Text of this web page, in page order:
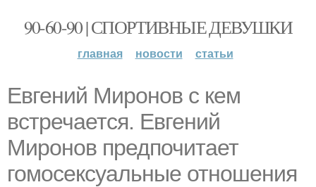
90-60-90 | СПОРТИВНЫЕ ДЕВУШКИ
главная новости статьи
Евгений Миронов с кем
встречается. Евгений
Миронов предпочитает
гомосексуальные отношения